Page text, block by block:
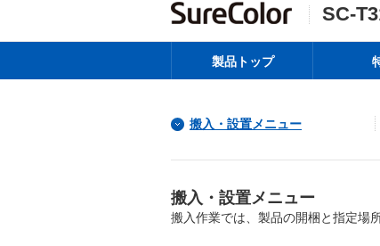
SC-
製品トップ
搬入・設置メニュー
搬入・設置メニュー
搬入作業では、製品の開梱と指定場